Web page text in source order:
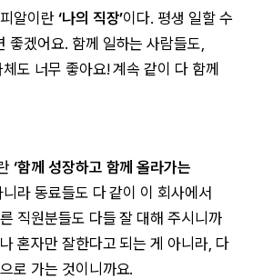
알이란‘나의 직장’이다. 평생 일할 수
좋겠어요. 함께 일하는 사람들도,
도 너무 좋아요! 계속 같이 다 함께
‘함께 성장하고 함께 올라가는
라 동료들도 다 같이 이 회사에서
직원분들도 다들 잘 대해 주시니까
혼자만 잘한다고 되는 게 아니라, 다
로 가는 것이니까요.